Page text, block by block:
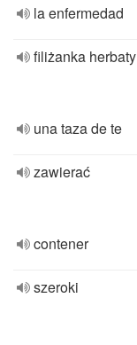
la enfermedad
filiżanka herbaty
una taza de te
zawierać
contener
szeroki